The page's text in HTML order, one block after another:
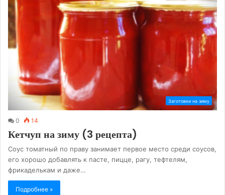
Заготовки на зиму
0 14
Кетчуп на зиму (3 рецепта)
Соус томатный по праву занимает первое место среди соусов,
его хорошо добавлять к пасте, пицце, рагу, тефтелям,
фрикаделькам и даже…
Подробнее »